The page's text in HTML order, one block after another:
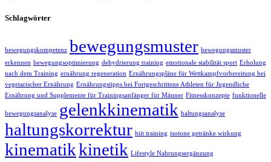
Schlagwörter
bewegungskompetenz bewegungsmuster bewegungsmuster
erkennen bewegungsoptimierung dehydrierung training emotionale stabilität sport Erholung
nach dem Training ernährung regeneration Ernährungspläne für Wettkampfvorbereitung bei
vegetarischer Ernährung Ernährungstipps bei Fortgeschrittene Athleten für Jugendliche
Ernährung und Supplemente für Trainingsanfänger für Männer Fitnesskonzepte funktionelle
bewegungsanalyse gelenkkinematik haltungsanalyse
haltungskorrektur hiit training isotone getränke wirkung
kinematikkinetik Lifestyle Nahrungsergänzung